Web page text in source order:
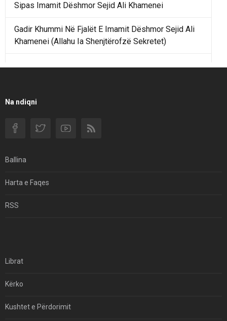
Sipas Imamit Dëshmor Sejid Ali Khamenei
Gadir Khummi Në Fjalët E Imamit Dëshmor Sejid Ali
Khamenei (Allahu Ia Shenjtërofzë Sekretet)
Një Rend Rajonal I Udhëhequr Nga Irani Kundrejt Një
Filmi I Shkurtër Iranian “Pasta Alfredo” Ka Udhëtuar
Na ndiqni
Ballina
Harta e Faqes
RSS
Librat
Kërko
Kushtet e Përdorimit